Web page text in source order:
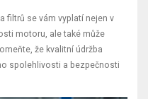
filtrů se vám vyplatí nejen v
motoru, ale také může
že kvalitní údržba
spolehlivosti a bezpečnosti